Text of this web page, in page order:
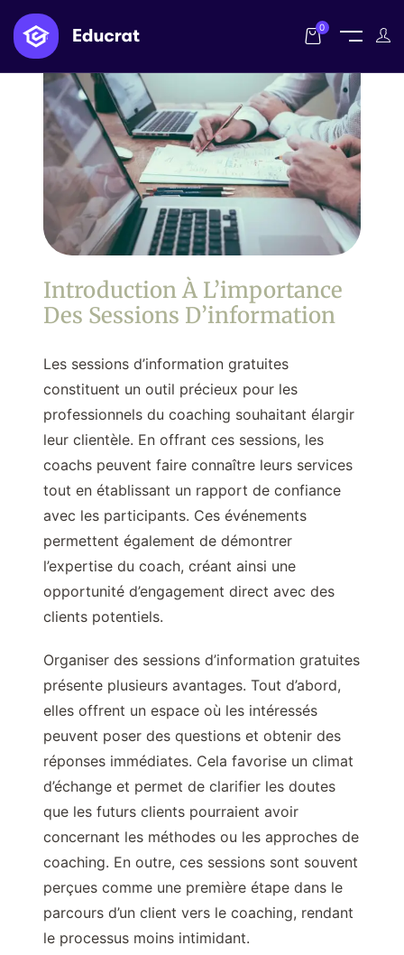
0
Introduction À L’importance
Des Sessions D’information
Les sessions d’information gratuites
constituent un outil précieux pour les
professionnels du coaching souhaitant élargir
leur clientèle. En offrant ces sessions, les
coachs peuvent faire connaître leurs services
tout en établissant un rapport de confiance
avec les participants. Ces événements
permettent également de démontrer
l’expertise du coach, créant ainsi une
opportunité d’engagement direct avec des
clients potentiels.
Organiser des sessions d’information gratuites
présente plusieurs avantages. Tout d’abord,
elles offrent un espace où les intéressés
peuvent poser des questions et obtenir des
réponses immédiates. Cela favorise un climat
d’échange et permet de clarifier les doutes
que les futurs clients pourraient avoir
concernant les méthodes ou les approches de
coaching. En outre, ces sessions sont souvent
perçues comme une première étape dans le
parcours d’un client vers le coaching, rendant
le processus moins intimidant.